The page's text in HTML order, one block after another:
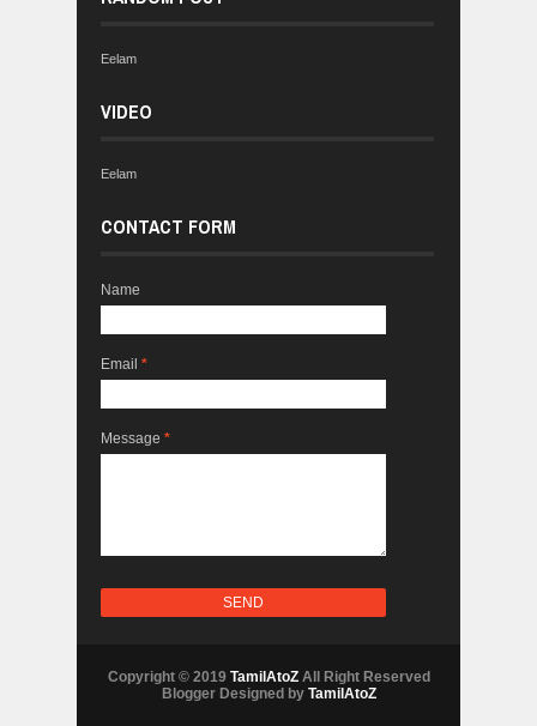
Eelam
VIDEO
Eelam
CONTACT FORM
Name
Email *
Message *
Copyright © 2019 TamilAtoZAll Right Reserved
Blogger Designed by TamilAtoZ